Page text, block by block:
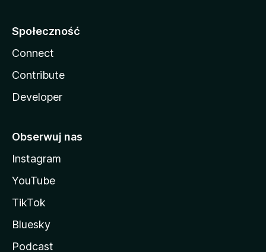
Społeczność
Connect
Contribute
Developer
Obserwuj nas
Instagram
YouTube
TikTok
Bluesky
Podcast